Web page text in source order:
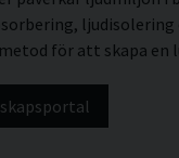
för att skapa en